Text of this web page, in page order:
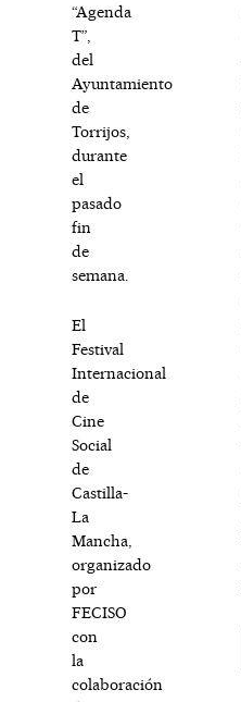
“Agenda
T”,
del
Ayuntamiento
de
Torrijos,
durante
el
pasado
fin
de
semana.
El
Festival
Internacional
de
Cine
Social
de
Castilla-
La
Mancha,
organizado
por
FECISO
con
la
colaboración